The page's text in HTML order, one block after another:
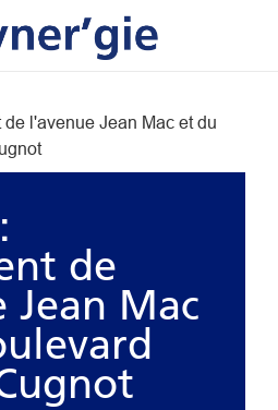
l'avenue Jean Mac et du
de
Jean Mac